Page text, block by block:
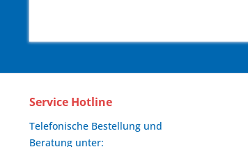
Service Hotline
Telefonische Bestellung und
Beratung unter: